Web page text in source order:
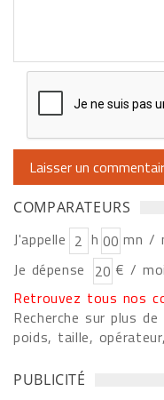
COMPARATEURS
J'appelle h
mn /
Je dépense
€ /
Retrouvez tous nos
Recherche sur plus
poids, taille,
PUBLICITÉ